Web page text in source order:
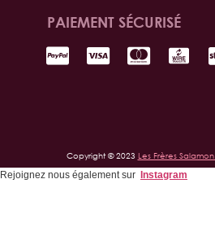
PAIEMENT SÉCURISÉ
Copyright © 2023 Les Frères Salamon.
Rejoignez nous également sur Instagram